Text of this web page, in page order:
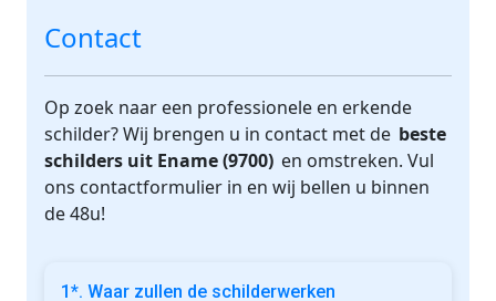
Contact
Op zoek naar een professionele en erkende
schilder? Wij brengen u in contact met de beste
schilders uit Ename (9700) en omstreken. Vul
ons contactformulier in en wij bellen u binnen
de 48u!
1*. Waar zullen de schilderwerken